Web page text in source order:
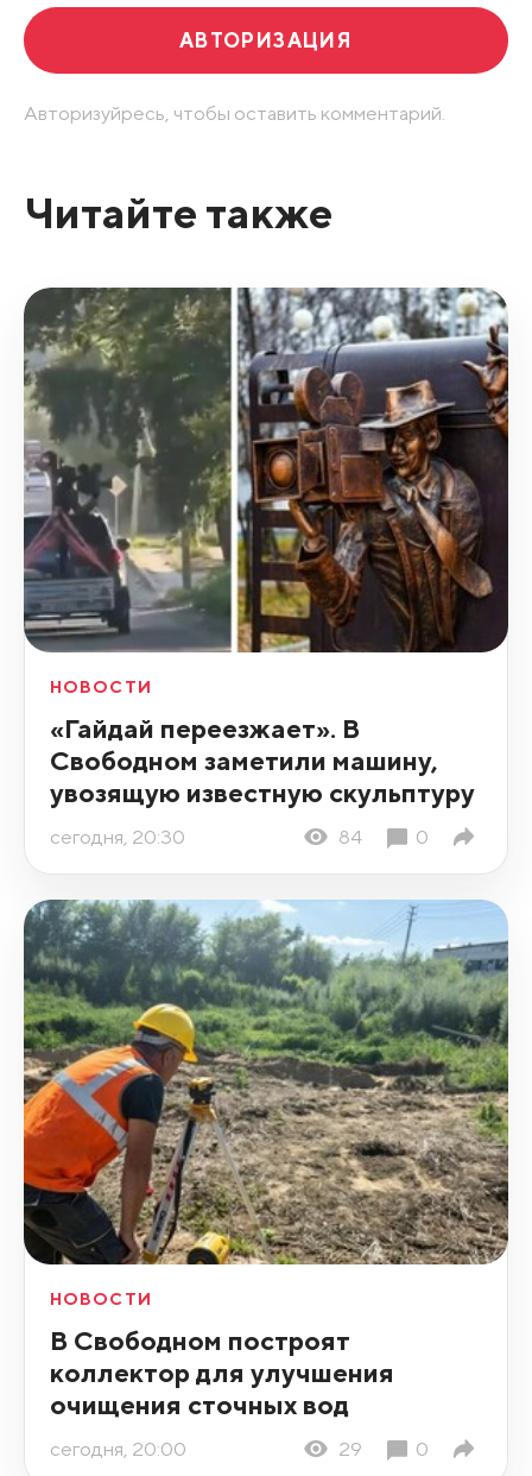
АВТОРИЗАЦИЯ
Авторизуйресь, чтобы оставить комментарий.
Читайте также
НОВОСТИ
«Гайдай переезжает». В
Свободном заметили машину,
увозящую известную скульптуру
сегодня, 20:30 84 0
НОВОСТИ
В Свободном построят
коллектор для улучшения
очищения сточных вод
сегодня, 20:00 29 0